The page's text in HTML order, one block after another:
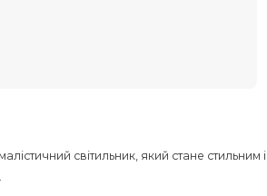
світильник, який стане стильним і